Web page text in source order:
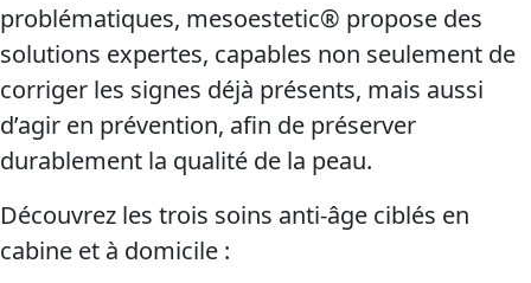
problématiques, mesoestetic® propose des
solutions expertes, capables non seulement de
corriger les signes déjà présents, mais aussi
d’agir en prévention, afin de préserver
durablement la qualité de la peau.
Découvrez les trois soins anti-âge ciblés en
cabine et à domicile :